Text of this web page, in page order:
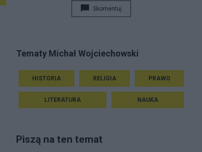
Skomentuj
Tematy Michał Wojciechowski
HISTORIA RELIGIA PRAWO
LITERATURA NAUKA
Piszą na ten temat